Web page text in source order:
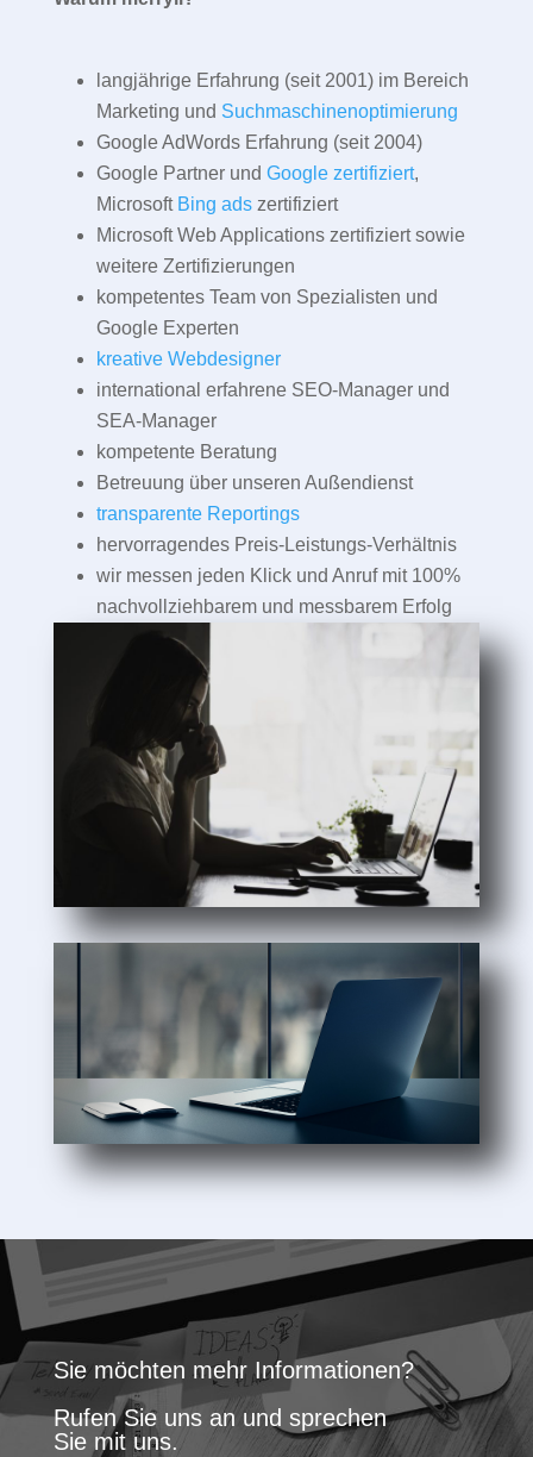
langjährige Erfahrung (seit 2001) im Bereich
Marketing und Suchmaschinenoptimierung
Google AdWords Erfahrung (seit 2004)
Google Partner und Google zertifiziert,
Microsoft Bing adszertifiziert
Microsoft Web Applications zertifiziert sowie
weitere Zertifizierungen
kompetentes Team von Spezialisten und
Google Experten
kreative Webdesigner
international erfahrene SEO-Manager und
SEA-Manager
kompetente Beratung
Betreuung über unseren Außendienst
transparente Reportings
hervorragendes Preis-Leistungs-Verhältnis
wir messen jeden Klick und Anruf mit 100%
nachvollziehbarem und messbarem Erfolg
Sie möchten mehr Informationen?
Rufen Sie uns an und sprechen
Sie mit uns.